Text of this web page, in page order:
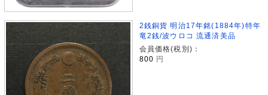
2銭銅貨 明治17年銘(1884年)特年
竜2銭/波ウロコ 流通済美品
会員価格(税別)：
800 円